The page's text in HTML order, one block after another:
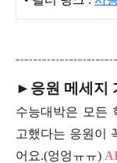
►응원 메세지
수능대박은 모든
고했다는 응원이
어요.(엉엉ㅠㅠ)